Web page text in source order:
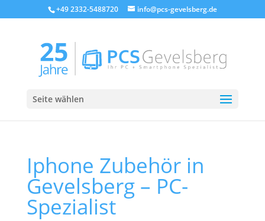
+49 2332-5488720 info@pcs-gevelsberg.de
Seite wählen
Iphone Zubehör in
Gevelsberg – PC-
Spezialist